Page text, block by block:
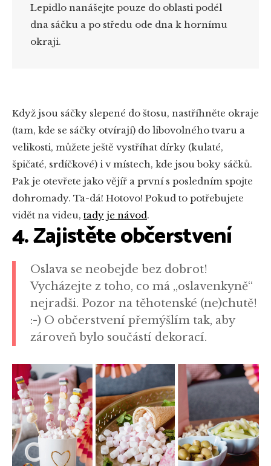
Lepidlo nanášejte pouze do oblasti podél
dna sáčku a po středu ode dna k hornímu
okraji.
Když jsou sáčky slepené do štosu, nastříhněte okraje
(tam, kde se sáčky otvírají) do libovolného tvaru a
velikosti, můžete ještě vystříhat dírky (kulaté,
špičaté, srdíčkové) i v místech, kde jsou boky sáčků.
Pak je otevřete jako vějíř a první s posledním spojte
dohromady. Ta-dá! Hotovo! Pokud to potřebujete
vidět na videu, tady je návod.
4. Zajistěte občerstvení
Oslava se neobejde bez dobrot!
Vycházejte z toho, co má „oslavenkyně“
nejradši. Pozor na těhotenské (ne)chutě!
:-) O občerstvení přemýšlím tak, aby
zároveň bylo součástí dekorací.